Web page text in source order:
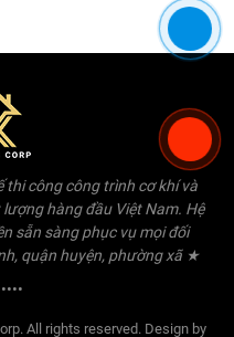
công công trình cơ khí và
hàng đầu Việt Nam. Hệ
sẵn sàng phục vụ mọi đối
quận huyện, phường xã ★
All rights reserved. Design by